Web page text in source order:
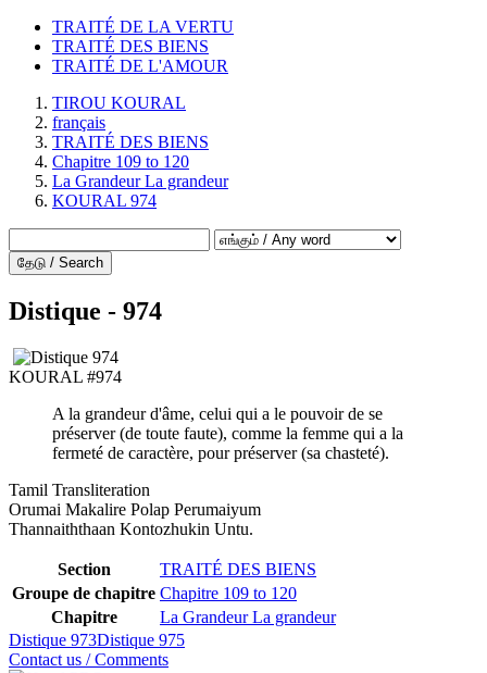
TRAITÉ DE LA VERTU
TRAITÉ DES BIENS
TRAITÉ DE L'AMOUR
TIROU KOURAL
français
TRAITÉ DES BIENS
Chapitre 109 to 120
La Grandeur La grandeur
KOURAL 974
தேடு / Search
Distique - 974
KOURAL #974
A la grandeur d'âme, celui qui a le pouvoir de se
préserver (de toute faute), comme la femme qui a la
fermeté de caractère, pour préserver (sa chasteté).
Tamil Transliteration
Orumai Makalire Polap Perumaiyum
Thannaiththaan Kontozhukin Untu.
Section
TRAITÉ DES BIENS
Groupe de chapitre Chapitre 109 to 120
Chapitre
La Grandeur La grandeur
Distique 973Distique 975
Contact us / Comments